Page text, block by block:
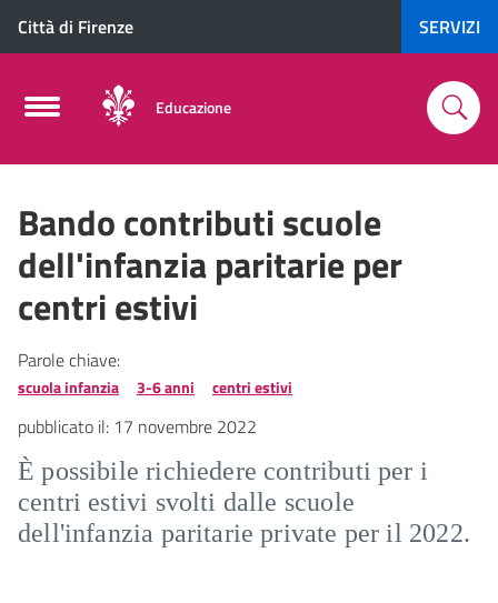
Città di Firenze SERVIZI
Educazione
Bando contributi scuole
dell'infanzia paritarie per
centri estivi
Parole chiave:
scuola infanzia 3-6 anni centri estivi
pubblicato il: 17 novembre 2022
È possibile richiedere contributi per i
centri estivi svolti dalle scuole
dell'infanzia paritarie private per il 2022.